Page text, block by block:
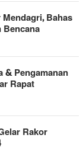
Bahas
Bencana
& Pengamanan
Rapat
Rakor